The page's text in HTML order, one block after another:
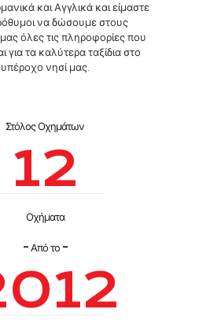
και Αγγλικά και είμαστε
να δώσουμε στους
όλες τις πληροφορίες που
για τα καλύτερα ταξίδια στο
υπέροχο νησί μας.
Στόλος Οχημάτων
12
Οχήματα
- Από το -